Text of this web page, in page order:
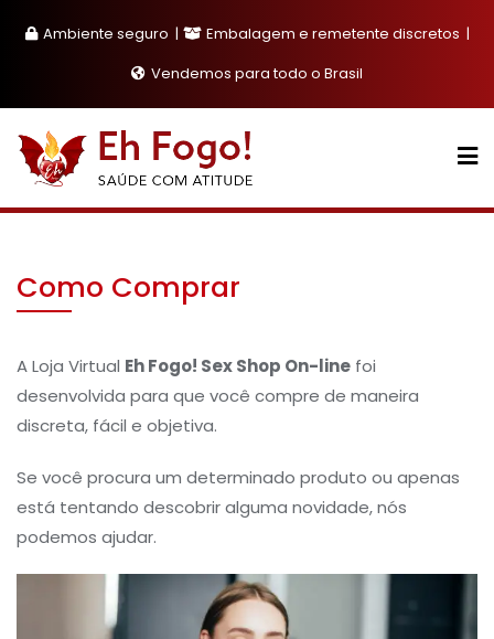
Ambiente seguro
Embalagem e remetente discretos
Vendemos para todo o Brasil
Como Comprar
A Loja Virtual Eh Fogo! Sex Shop On-line foi
desenvolvida para que você compre de maneira
discreta, fácil e objetiva.
Se você procura um determinado produto ou apenas
está tentando descobrir alguma novidade, nós
podemos ajudar.